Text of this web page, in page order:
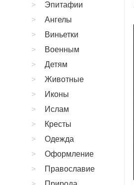
Эпитафии
Ангелы
Виньетки
Военным
Детям
Животные
Иконы
Ислам
Кресты
Одежда
Оформление
Православие